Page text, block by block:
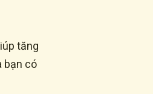
tăng
bạn có